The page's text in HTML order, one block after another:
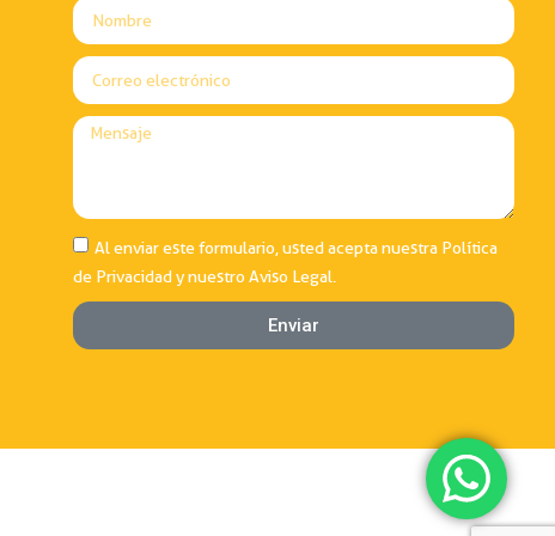
Al enviar este formulario, usted acepta nuestra Política
de Privacidady nuestroAviso Legal
Enviar